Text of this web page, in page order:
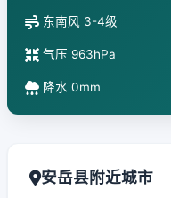
东南风 3-4级
气压 963hPa
降水 0mm
安岳县附近城市